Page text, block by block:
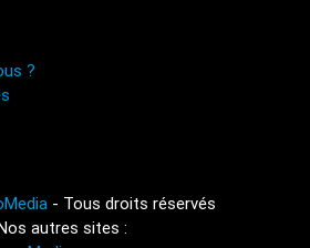
?
- Tous droits réservés
autres sites :